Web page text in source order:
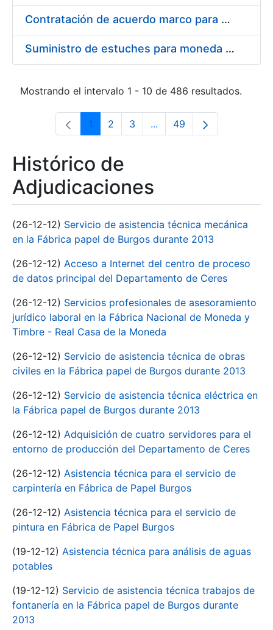
Contratación de acuerdo marco para el Suministro de Material de Electricidad para la Fábrica Nacional de Moneda y Timbre-Real Casa de la Moneda en su centro de trabajo de Burgos
Suministro de estuches para moneda de 30 €
Mostrando el intervalo 1 - 10 de 486 resultados.
Página
1 Página
2 Página
3 ...Páginas intermedias Use
Página
49
Histórico de
Adjudicaciones
(26-12-12) Servicio de asistencia técnica mecánica
en la Fábrica papel de Burgos durante 2013
(26-12-12) Acceso a Internet del centro de proceso
de datos principal del Departamento de Ceres
(26-12-12) Servicios profesionales de asesoramiento
jurídico laboral en la Fábrica Nacional de Moneda y
Timbre - Real Casa de la Moneda
(26-12-12) Servicio de asistencia técnica de obras
civiles en la Fábrica papel de Burgos durante 2013
(26-12-12) Servicio de asistencia técnica eléctrica en
la Fábrica papel de Burgos durante 2013
(26-12-12) Adquisición de cuatro servidores para el
entorno de producción del Departamento de Ceres
(26-12-12) Asistencia técnica para el servicio de
carpintería en Fábrica de Papel Burgos
(26-12-12) Asistencia técnica para el servicio de
pintura en Fábrica de Papel Burgos
(19-12-12) Asistencia técnica para análisis de aguas
potables
(19-12-12) Servicio de asistencia técnica trabajos de
fontanería en la Fábrica papel de Burgos durante
2013